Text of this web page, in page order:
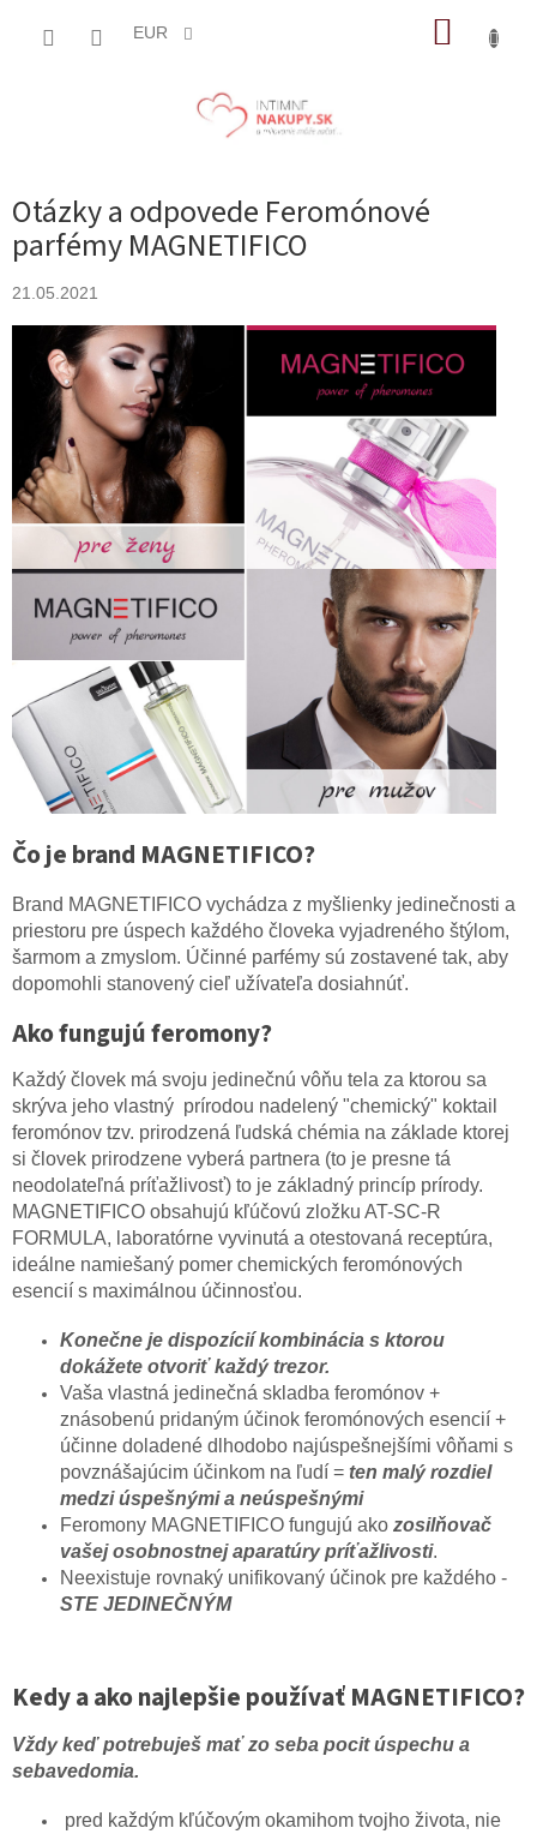
EUR
Otázky a odpovede Feromónové
parfémy MAGNETIFICO
21.05.2021
Čo je brand MAGNETIFICO?
Brand MAGNETIFICO vychádza z myšlienky jedinečnosti a
priestoru pre úspech každého človeka vyjadreného štýlom,
šarmom a zmyslom. Účinné parfémy sú zostavené tak, aby
dopomohli stanovený cieľ užívateľa dosiahnúť.
Ako fungujú feromony?
Každý človek má svoju jedinečnú vôňu tela za ktorou sa
skrýva jeho vlastný prírodou nadelený "chemický" koktail
feromónov tzv. prirodzená ľudská chémia na základe ktorej
si človek prirodzene vyberá partnera (to je presne tá
neodolateľná príťažlivosť) to je základný princíp prírody.
MAGNETIFICO obsahujú kľúčovú zložku AT-SC-R
FORMULA, laboratórne vyvinutá a otestovaná receptúra,
ideálne namiešaný pomer chemických feromónových
esencií s maximálnou účinnosťou.
Konečne je dispozícií kombinácia s ktorou
dokážete otvoriť každý trezor.
Vaša vlastná jedinečná skladba feromónov +
znásobenú pridaným účinok feromónových esencií +
účinne doladené dlhodobo najúspešnejšími vôňami s
povznášajúcim účinkom na ľudí = ten malý rozdiel
medzi úspešnými a neúspešnými
Feromony MAGNETIFICO fungujú ako zosilňovač
vašej osobnostnej aparatúry príťažlivosti.
Neexistuje rovnaký unifikovaný účinok pre každého -
STE JEDINEČNÝM
Kedy a ako najlepšie používať MAGNETIFICO?
Vždy keď potrebuješ mať zo seba pocit úspechu a
sebavedomia.
pred každým kľúčovým okamihom tvojho života, nie